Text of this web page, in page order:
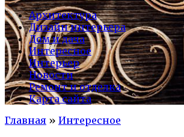
Архитектура
Дизайн интерьера
Дом и дача
Интересное
Интерьер
Новости
Ремонт и отделка
Карта сайта
Главная » Интересное